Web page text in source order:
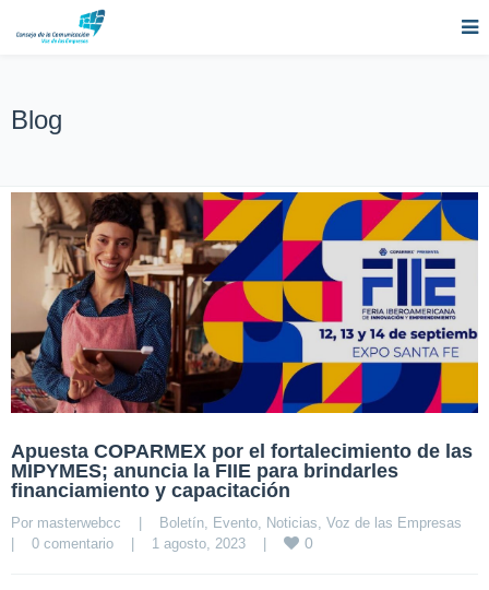
Blog
Apuesta COPARMEX por el fortalecimiento de las
MIPYMES; anuncia la FIIE para brindarles
financiamiento y capacitación
Por masterwebcc | Boletín Evento Noticias Voz de las Empresas
|
0 comentario | 1 agosto, 2023 | 0